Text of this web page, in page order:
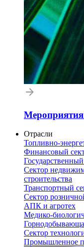
Отрасли
Топливно-
Финансовый
Сектор
строительства
Транспортный
Сектор
АПК и агротех
Медико-
Сектор
Промышленное